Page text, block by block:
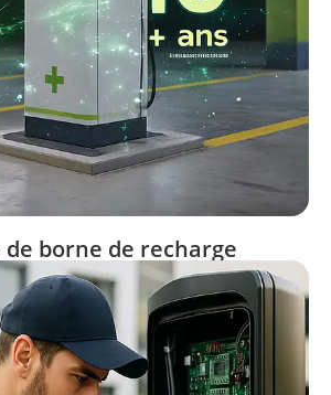
borne de recharge